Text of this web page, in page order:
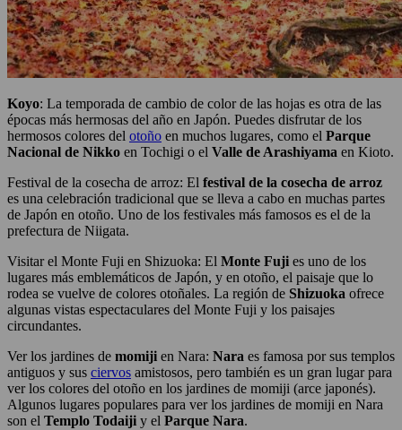
Koyo: La temporada de cambio de color de las hojas es otra de las
épocas más hermosas del año en Japón. Puedes disfrutar de los
hermosos colores del otoño en muchos lugares, como el Parque
Nacional de Nikko en Tochigi o el Valle de Arashiyama en Kioto.
Festival de la cosecha de arroz: El festival de la cosecha de arroz
es una celebración tradicional que se lleva a cabo en muchas partes
de Japón en otoño. Uno de los festivales más famosos es el de la
prefectura de Niigata.
Visitar el Monte Fuji en Shizuoka: El Monte Fuji es uno de los
lugares más emblemáticos de Japón, y en otoño, el paisaje que lo
rodea se vuelve de colores otoñales. La región de Shizuoka ofrece
algunas vistas espectaculares del Monte Fuji y los paisajes
circundantes.
Ver los jardines de momiji en Nara: Nara es famosa por sus templos
antiguos y sus ciervos amistosos, pero también es un gran lugar para
ver los colores del otoño en los jardines de momiji (arce japonés).
Algunos lugares populares para ver los jardines de momiji en Nara
son el Templo Todaiji y el Parque Nara.